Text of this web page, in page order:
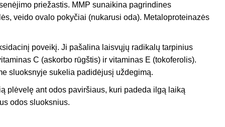
priežastis. MMP sunaikina pagrindines
veido ovalo pokyčiai (nukarusi oda). Metaloproteinazės
poveikį. Ji pašalina laisvųjų radikalų tarpinius
C (askorbo rūgštis) ir vitaminas E (tokoferolis).
sluoksnyje sukelia padidėjusį uždegimą.
plėvelę ant odos paviršiaus, kuri padeda ilgą laiką
odos sluoksnius.